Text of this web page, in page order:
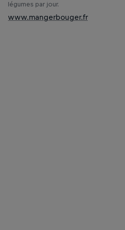
légumes par jour.
www.mangerbouger.fr